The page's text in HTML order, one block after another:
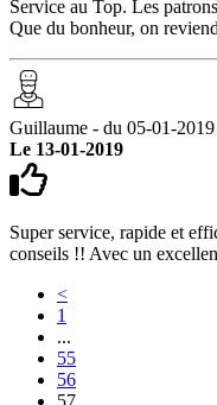
Service au Top. Les
Que du bonheur, on
Guillaume - du 05-01-
Le 13-01-2019
Super service, rapide et
conseils !! Avec un
<
1
...
55
56
57